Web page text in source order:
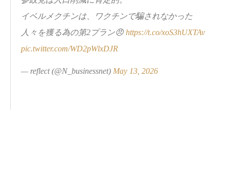
イベルメクチンは、ワクチンで騙されなかった
人々を獲る為の第2プラン😠 https://t.co/xoS3hUXTAv
pic.twitter.com/WD2pWlxDJR
— reflect (@N_businessnet) May 13, 2026